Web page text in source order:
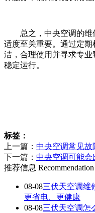
总之，中央空调的维
适度至关重要。通过定
洁，合理使用并寻求专
稳定运行。
标签：
上一篇： 中央空调常见故
下一篇： 中央空调可能
推荐信息
08-08三伏天空调维
更省电、更健康
08-08三伏天空调怎